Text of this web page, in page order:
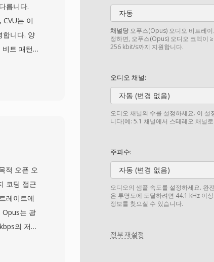
자동
채널당 오푸스(Opus) 오디오 비트레
정하면, 오푸스(Opus) 오디오 코덱이
256 kbit/s까지 지원합니다.
오디오 채널:
자동 (변경 없음)
오디오 채널의 수를 설정하세요. 이
니다(예: 5.1 채널에서 스테레오 채널
주파수:
자동 (변경 없음)
오디오의 샘플 속도를 설정하세요.
은 투명도에 도달하려면 44.1 kHz 이
정보를 찾으실 수 있습니다.
전부 재설정
릅니다.
는 이
합니다. 양
트 패턴
반적으로
는 대응
SoX는
보존을 위
적 오픈 오
코딩 접근
레이트에
Opus는 광
의 저지
. 6~510